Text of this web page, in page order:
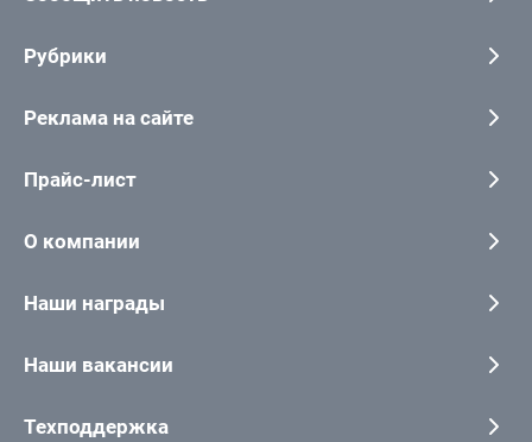
Рубрики
Реклама на сайте
Прайс-лист
О компании
Наши награды
Наши вакансии
Техподдержка